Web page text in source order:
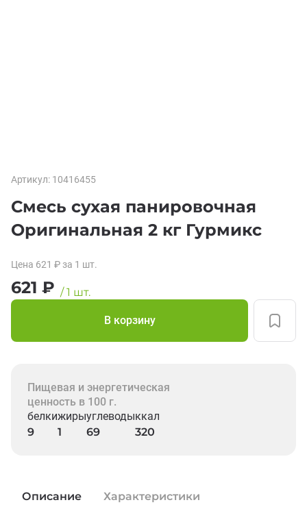
Артикул: 10416455
Смесь сухая панировочная
Оригинальная 2 кг Гурмикс
Цена 621 ₽ за 1 шт.
621 ₽ /1 шт.
В корзину
Пищевая и энергетическая
ценность в 100 г.
белки
9
жиры
1
углеводы
69
ккал
320
Описание Характеристики